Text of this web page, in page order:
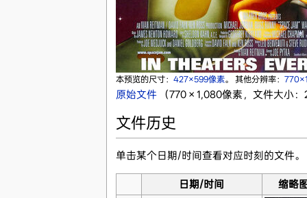
本预览的尺寸： 427×599像素。 其他分辨率：
原始文件‎ （770 × 1,080像素，文件大小
文件历史
单击某个日期/时间查看对应时刻的文件。
日期/时间
缩略